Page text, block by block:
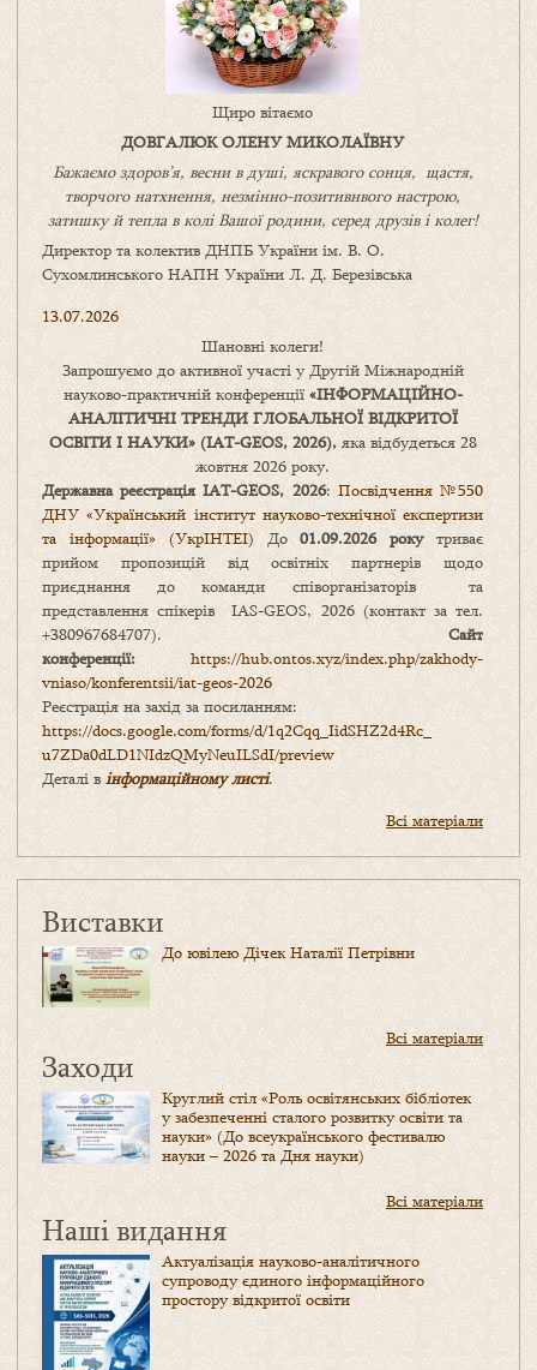
Щиро вітаємо
ДОВГАЛЮК ОЛЕНУ МИКОЛАЇВНУ
Бажаємо здоров’я, весни в душі, яскравого сонця, щастя,
творчого натхнення, незмінно-позитивнвого настрою,
затишкуйтепла в коліВашоїродини, серед друзів і колег!
Директор та колектив ДНПБ України ім. В. О.
Сухомлинського НАПН України Л. Д. Березівська
13.07.2026
Шановні колеги!
Запрошуємо до активної участі у Другій Міжнародній
науково-практичній конференції «ІНФОРМАЦІЙНО-
АНАЛІТИЧНІ ТРЕНДИ ГЛОБАЛЬНОЇ ВІДКРИТОЇ
ОСВІТИ І НАУКИ» (IAT-GEOS, 2026),яка відбудеться 28
жовтня 2026 року.
Державна реєстрація IAT-GEOS, 2026: Посвідчення №550
ДНУ «Український інститут науково-технічної експертизи
та інформації» (УкрІНТЕІ) До01.09.2026 рокутриває
прийом пропозицій від освітніх партнерів щодо
приєднання до команди співорганізаторів та
представлення спікерів IAS-GEOS, 2026 (контакт за тел.
+380967684707). Сайт
конференції: https://hub.ontos.xyz/index.php/zakhody-
vniaso/konferentsii/iat-geos-2026
Реєстрація на захід за посиланням:
https://docs.google.com/forms/d/1q2Cqq_IidSHZ2d4Rc_
u7ZDa0dLD1NIdzQMyNeuILSdI/preview
Деталі в інформаційному листі.
Всі матеріали
Виставки
До ювілею Дічек Наталії Петрівни
Всі матеріали
Заходи
Круглий стіл «Роль освітянських бібліотек
у забезпеченні сталого розвитку освіти та
науки» (До всеукраїнського фестивалю
науки – 2026 та Дня науки)
Всі матеріали
Наші видання
Актуалізація науково-аналітичного
супроводу єдиного інформаційного
простору відкритої освіти